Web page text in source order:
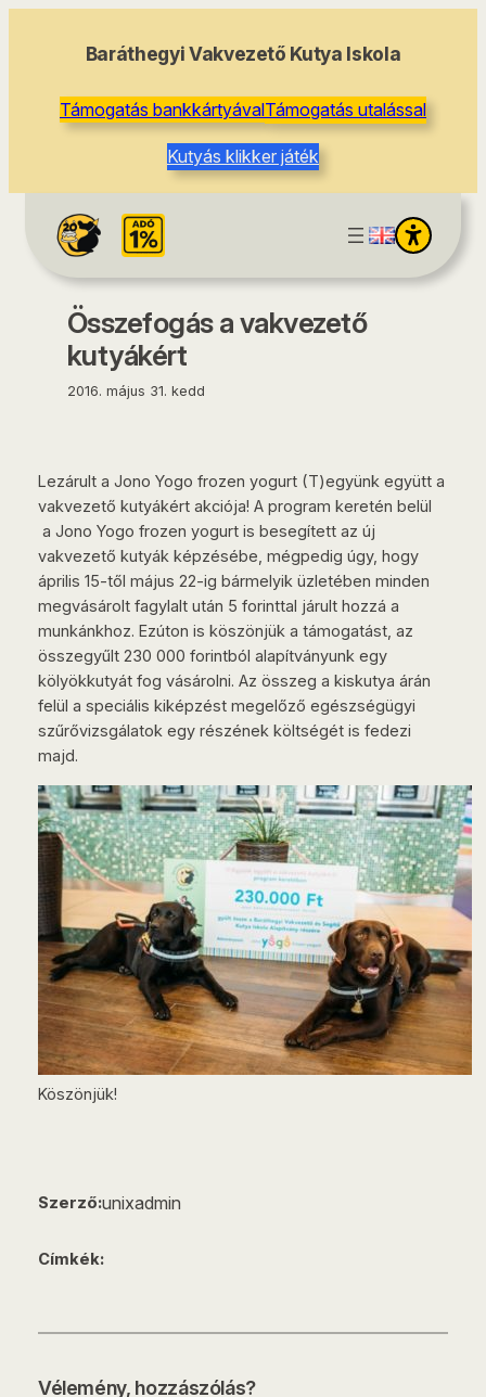
Baráthegyi Vakvezető Kutya Iskola
Támogatás bankkártyávalTámogatás utalással
Kutyás klikker játék
Összefogás a vakvezető
kutyákért
2016. május 31. kedd
Lezárult a Jono Yogo frozen yogurt (T)együnk együtt a
vakvezető kutyákért akciója! A program keretén belül
a Jono Yogo frozen yogurt is besegített az új
vakvezető kutyák képzésébe, mégpedig úgy, hogy
április 15-től május 22-ig bármelyik üzletében minden
megvásárolt fagylalt után 5 forinttal járult hozzá a
munkánkhoz. Ezúton is köszönjük a támogatást, az
összegyűlt 230 000 forintból alapítványunk egy
kölyökkutyát fog vásárolni. Az összeg a kiskutya árán
felül a speciális kiképzést megelőző egészségügyi
szűrővizsgálatok egy részének költségét is fedezi
majd.
Köszönjük!
Szerző:unixadmin
Címkék:
Vélemény, hozzászólás?